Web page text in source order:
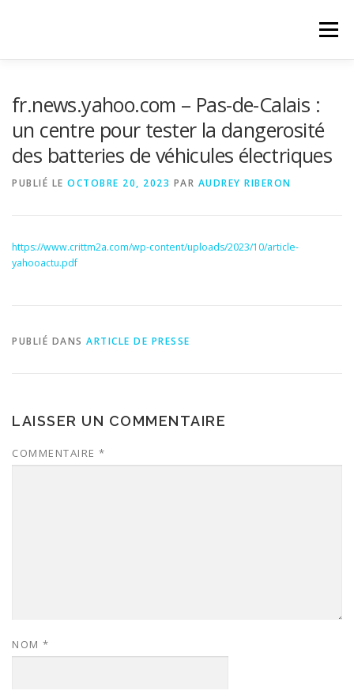
Menu
fr.news.yahoo.com – Pas-de-Calais :
un centre pour tester la dangerosité
des batteries de véhicules électriques
PUBLIÉ LE OCTOBRE 20, 2023 PAR AUDREY RIBERON
https://www.crittm2a.com/wp-content/uploads/2023/10/article-
yahooactu.pdf
PUBLIÉ DANS ARTICLE DE PRESSE
LAISSER UN COMMENTAIRE
COMMENTAIRE *
NOM *